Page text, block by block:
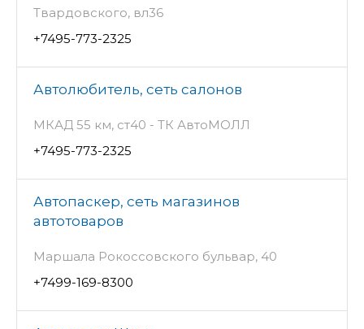
Твардовского, вл36
+7495-773-2325
Автолюбитель, сеть салонов
МКАД 55 км, ст40 - ТК АвтоМОЛЛ
+7495-773-2325
Автопаскер, сеть магазинов
автотоваров
Маршала Рокоссовского бульвар, 40
+7499-169-8300